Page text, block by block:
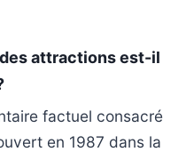
attractions est-il
factuel consacré
en 1987 dans la